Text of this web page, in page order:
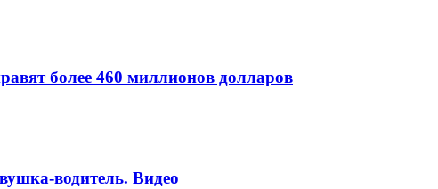
более 460 миллионов долларов
водитель. Видео